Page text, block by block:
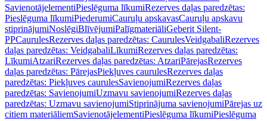
SavienotājelementiPieslēguma līkumiRezerves daļas paredzētas:
Pieslēguma līkumiPiederumiCauruļu apskavasCauruļu apskavu
stiprinājumiNoslēgiBlīvējumiPalīgmateriāliGeberit Silent-
PPCaurulesRezerves daļas paredzētas: CaurulesVeidgabaliRezerves
daļas paredzētas: VeidgabaliLīkumiRezerves daļas paredzētas:
LīkumiAtzariRezerves daļas paredzētas: AtzariPārejasRezerves
daļas paredzētas: PārejasPiekļuves caurulesRezerves daļas
paredzētas: Piekļuves caurulesSavienojumiRezerves daļas
paredzētas: SavienojumiUzmavu savienojumiRezerves daļas
paredzētas: Uzmavu savienojumiStiprinājuma savienojumiPārejas uz
citiem materiāliemSavienotājelementiPieslēguma līkumiPieslēguma